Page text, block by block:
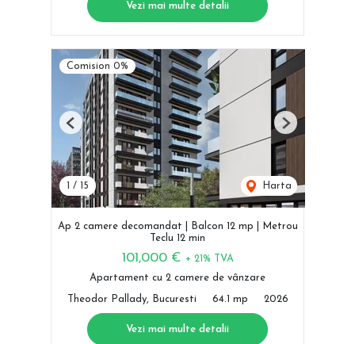
Vezi mai multe detalii
Comision 0%
1 / 15 Harta
Previous Next
Ap 2 camere decomandat | Balcon 12 mp | Metrou
Teclu 12 min
101,000 € + 21% TVA
Apartament cu 2 camere de vânzare
Theodor Pallady, Bucuresti 64.1 mp 2026
Vezi mai multe detalii